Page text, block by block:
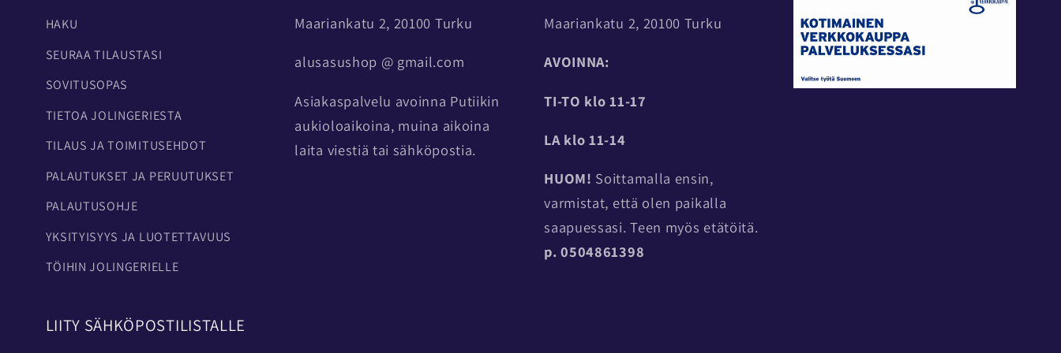
HAKU
SEURAA TILAUSTASI
SOVITUSOPAS
TIETOA JOLINGERIESTA
TILAUS JA TOIMITUSEHDOT
PALAUTUKSET JA PERUUTUKSET
PALAUTUSOHJE
YKSITYISYYS JA LUOTETTAVUUS
TÖIHIN JOLINGERIELLE
Maariankatu 2, 20100 Turku
alusasushop @ gmail.com
Asiakaspalvelu avoinna Putiikin
aukioloaikoina, muina aikoina
laita viestiä tai sähköpostia.
Maariankatu 2, 20100 Turku
AVOINNA:
TI-TO klo 11-17
LA klo 11-14
HUOM! Soittamalla ensin,
varmistat, että olen paikalla
saapuessasi. Teen myös etätöitä.
p. 0504861398
LIITY SÄHKÖPOSTILISTALLE